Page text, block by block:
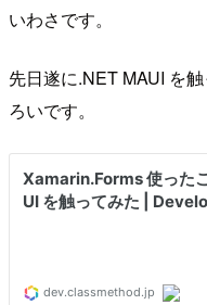
いわさです。
先日遂に.NET MAUI を
ろいです。